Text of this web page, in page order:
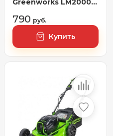
Greenworks LM2000
790 руб.
Купить